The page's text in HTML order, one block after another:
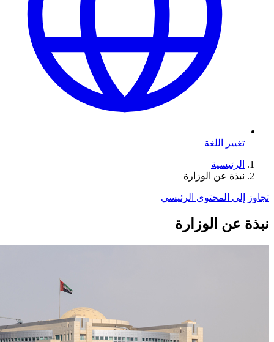
تغيير اللغة
الرئيسية
نبذة عن الوزارة
تجاوز إلى المحتوى الرئيسي
نبذة عن الوزارة